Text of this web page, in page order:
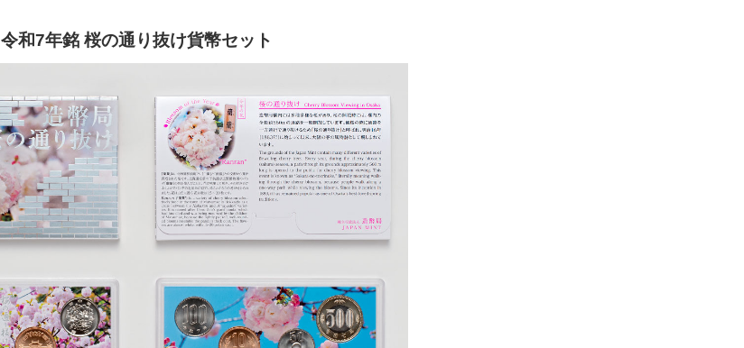
令和7年銘 桜の通り抜け貨幣セット